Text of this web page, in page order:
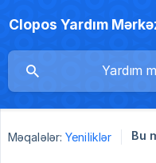
Clopos Yardım
Məqalələr: Yeniliklər Bu